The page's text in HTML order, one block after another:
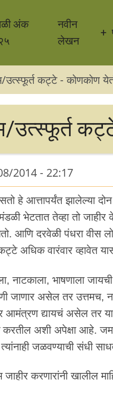
अंक
नवीन
लेखन
उत्स्फूर्त कट्टे - कोणकोण
उत्स्फूर्त
2014 - 22:17
हे आत्तापर्यंत झालेल्या
भेटतात तेव्हा तो
आणि दरवेळी पंधरा
अधिक वारंवार व्हावेत
नाटकाला, भाषणाला
जाणार असेल तर
द्यायचं असेल तर या
अशी अपेक्षा आहे.
जळवण्याची संधी
जाहीर करणारांनी खालील